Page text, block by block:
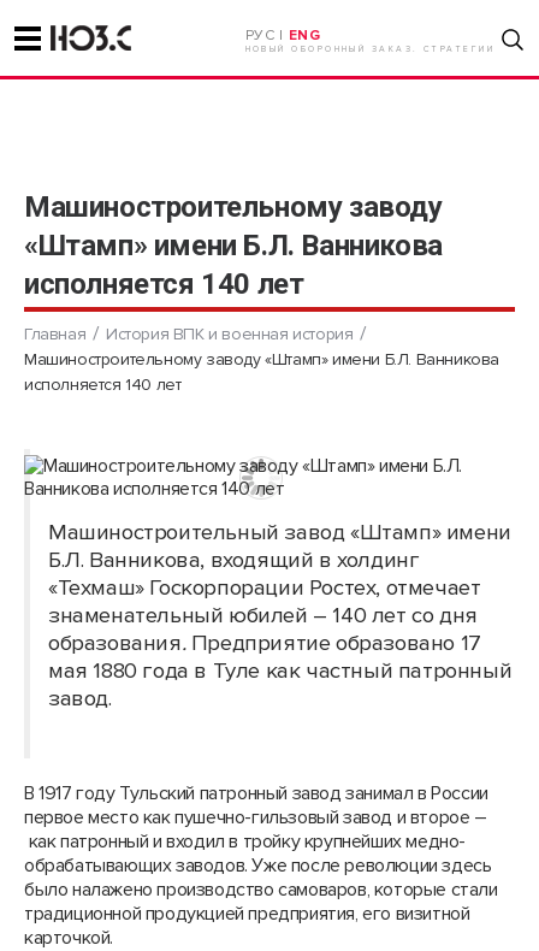
РУС | ENG
НОВЫЙ ОБОРОННЫЙ ЗАКАЗ. СТРАТЕГИИ
Машиностроительному заводу
«Штамп» имени Б.Л. Ванникова
исполняется 140 лет
Главная
История ВПК и военная история
Машиностроительному заводу «Штамп» имени Б.Л. Ванникова
исполняется 140 лет
Машиностроительный завод «Штамп» имени
Б.Л. Ванникова, входящий в холдинг
«Техмаш» Госкорпорации Ростех, отмечает
знаменательный юбилей – 140 лет со дня
образования. Предприятие образовано 17
мая 1880 года в Туле как частный патронный
завод.
В 1917 году Тульский патронный завод занимал в России
первое место как пушечно-гильзовый завод и второе –
как патронный и входил в тройку крупнейших медно-
обрабатывающих заводов. Уже после революции здесь
было налажено производство самоваров, которые стали
традиционной продукцией предприятия, его визитной
карточкой.